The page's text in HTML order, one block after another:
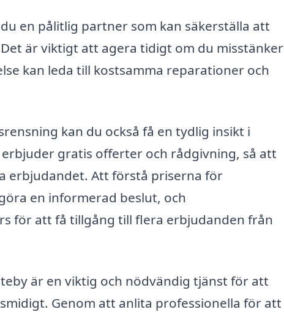
en pålitlig partner som kan säkerställa att
är viktigt att agera tidigt om du misstänker
kan leda till kostsamma reparationer och
kan du också få en tydlig insikt i
gratis offerter och rådgivning, så att
erbjudandet. Att förstå priserna för
en informerad beslut, och
för att få tillgång till flera erbjudanden från
är en viktig och nödvändig tjänst för att
Genom att anlita professionella för att